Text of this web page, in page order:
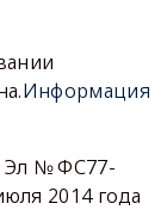
Информация
Эл № ФС77-
2014 года